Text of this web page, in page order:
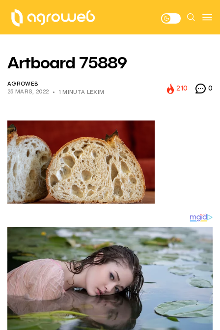
Artboard 75889
AGROWEB
25 MARS, 2022
1 MINUTA LEXIM
210 0